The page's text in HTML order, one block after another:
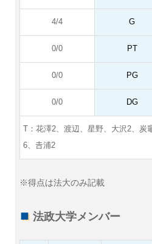
4/4 G
0/0 PT
0/0 PG
0/0 DG
T：花澤2、渡辺、星野、大沢2、炭
6、𠮷浦2
※得点は法大のみ記載
法政大学メンバー